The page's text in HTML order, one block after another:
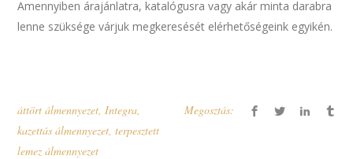
Amennyiben árajánlatra, katalógusra vagy akár minta darabra
lenne szüksége várjuk megkeresését elérhetőségeink egyikén.
áttört álmennyezet,Integra,
kazettás álmennyezet,terpesztett
lemez álmennyezet
Megosztás: